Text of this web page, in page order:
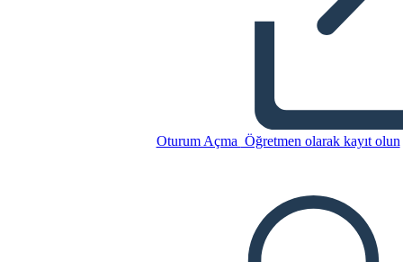
Oturum Açma Öğretmen olarak kayıt olun
SLAYT GÖSTERİSİNİ OYNAT
BENİ OKU